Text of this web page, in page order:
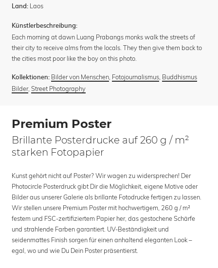
Land: Laos
Künstlerbeschreibung:
Each morning at dawn Luang Prabangs monks walk the streets of
their city to receive alms from the locals. They then give them back to
the cities most poor like the boy on this photo.
Kollektionen: Bilder von Menschen, Fotojournalismus, Buddhismus
Bilder, Street Photography
Premium Poster
Brillante Posterdrucke auf 260 g / m²
starken Fotopapier
Kunst gehört nicht auf Poster? Wir wagen zu widersprechen! Der
Photocircle Posterdruck gibt Dir die Möglichkeit, eigene Motive oder
Bilder aus unserer Galerie als brillante Fotodrucke fertigen zu lassen.
Wir stellen unsere Premium Poster mit hochwertigem, 260 g / m²
festem und FSC-zertifiziertem Papier her, das gestochene Schärfe
und strahlende Farben garantiert. UV-Beständigkeit und
seidenmattes Finish sorgen für einen anhaltend eleganten Look –
egal, wo und wie Du Dein Poster präsentierst.